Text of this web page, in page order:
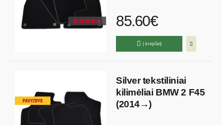
85.60€
Į krepšelį
Silver tekstiliniai
kilimėliai BMW 2 F45
(2014→)